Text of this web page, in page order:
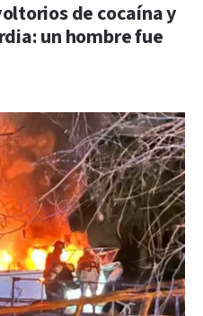
de cocaína y
un hombre fue